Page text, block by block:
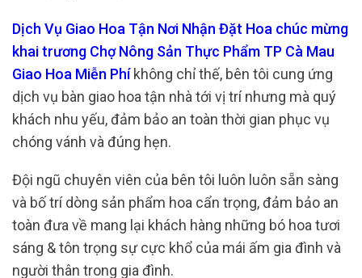
Dịch Vụ Giao Hoa Tận Nơi Nhận Đặt Hoa chúc mừng
khai trương Chợ Nông Sản Thực Phẩm TP Cà Mau
Giao Hoa Miễn Phíkhông chỉ thế, bên tôi cung ứng
dịch vụ bàn giao hoa tận nhà tới vị trí nhưng mà quý
khách nhu yếu, đảm bảo an toàn thời gian phục vụ
chóng vánh và đúng hẹn.
Đội ngũ chuyên viên của bên tôi luôn luôn sẵn sàng
và bố trí dòng sản phẩm hoa cẩn trọng, đảm bảo an
toàn đưa về mang lại khách hàng những bó hoa tươi
sáng & tôn trọng sự cực khổ của mái ấm gia đình và
người thân trong gia đình.